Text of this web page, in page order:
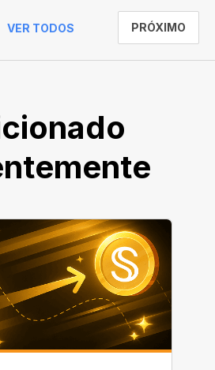
VER TODOS PRÓXIMO